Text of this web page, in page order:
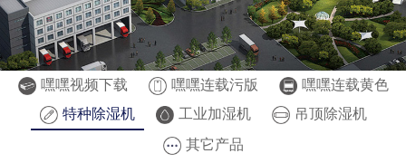
嘿嘿视频下载 嘿嘿连载污版
嘿嘿连载黄色
特种除湿机
工业加湿机
吊顶除湿机
其它产品